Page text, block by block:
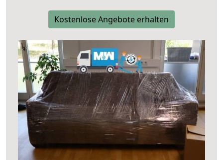
Kostenlose Angebote erhalten